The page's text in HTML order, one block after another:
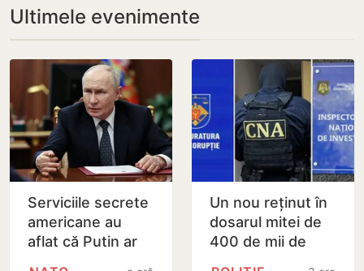
Ultimele evenimente
Serviciile secrete
americane au
aflat că Putin ar
Un nou reținut în
dosarul mitei de
400 de mii de